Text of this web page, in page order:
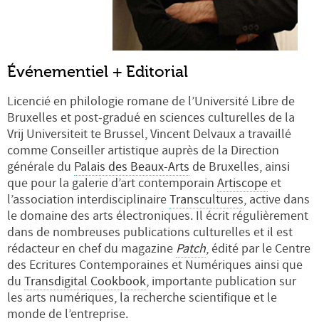
Événementiel + Editorial
Licencié en philologie romane de l’Université Libre de
Bruxelles et post-gradué en sciences culturelles de la
Vrij Universiteit te Brussel, Vincent Delvaux a travaillé
comme Conseiller artistique auprès de la Direction
générale du Palais des Beaux-Arts de Bruxelles, ainsi
que pour la galerie d’art contemporain Artiscopeet
l’association interdisciplinaireTranscultures, active dans
le domaine des arts électroniques. Il écrit régulièrement
dans de nombreuses publications culturelles et il est
rédacteur en chef du magazine Patch, édité par le Centre
des Ecritures Contemporaines et Numériques ainsi que
du Transdigital Cookbook, importante publication sur
les arts numériques, la recherche scientifique et le
monde de l’entreprise.